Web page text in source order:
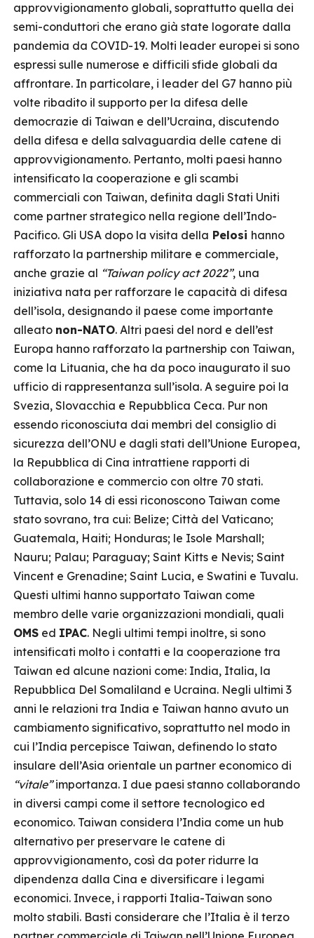
approvvigionamento globali, soprattutto quella dei
semi-conduttori che erano già state logorate dalla
pandemia da COVID-19. Molti leader europei si sono
espressi sulle numerose e difficili sfide globali da
affrontare. In particolare, i leader del G7 hanno più
volte ribadito il supporto per la difesa delle
democrazie di Taiwan e dell’Ucraina, discutendo
della difesa e della salvaguardia delle catene di
approvvigionamento. Pertanto, molti paesi hanno
intensificato la cooperazione e gli scambi
commerciali con Taiwan, definita dagli Stati Uniti
come partner strategico nella regione dell’Indo-
Pacifico. Gli USA dopo la visita della Pelosi hanno
rafforzato la partnership militare e commerciale,
anche grazie al “Taiwan policy act 2022”, una
iniziativa nata per rafforzare le capacità di difesa
dell’isola, designando il paese come importante
alleato non-NATO. Altri paesi del nord e dell’est
Europa hanno rafforzato la partnership con Taiwan,
come la Lituania, che ha da poco inaugurato il suo
ufficio di rappresentanza sull’isola. A seguire poi la
Svezia, Slovacchia e Repubblica Ceca. Pur non
essendo riconosciuta dai membri del consiglio di
sicurezza dell’ONU e dagli stati dell’Unione Europea,
la Repubblica di Cina intrattiene rapporti di
collaborazione e commercio con oltre 70 stati.
Tuttavia, solo 14 di essi riconoscono Taiwan come
stato sovrano, tra cui: Belize; Città del Vaticano;
Guatemala, Haiti; Honduras; le Isole Marshall;
Nauru; Palau; Paraguay; Saint Kitts e Nevis; Saint
Vincent e Grenadine; Saint Lucia, e Swatini e Tuvalu.
Questi ultimi hanno supportato Taiwan come
membro delle varie organizzazioni mondiali, quali
OMS ed IPAC. Negli ultimi tempi inoltre, si sono
intensificati molto i contatti e la cooperazione tra
Taiwan ed alcune nazioni come: India, Italia, la
Repubblica Del Somaliland e Ucraina. Negli ultimi 3
anni le relazioni tra India e Taiwan hanno avuto un
cambiamento significativo, soprattutto nel modo in
cui l’India percepisce Taiwan, definendo lo stato
insulare dell’Asia orientale un partner economico di
“vitale”importanza. I due paesi stanno collaborando
in diversi campi come il settore tecnologico ed
economico. Taiwan considera l’India come un hub
alternativo per preservare le catene di
approvvigionamento, così da poter ridurre la
dipendenza dalla Cina e diversificare i legami
economici. Invece, i rapporti Italia-Taiwan sono
molto stabili. Basti considerare che l’Italia è il terzo